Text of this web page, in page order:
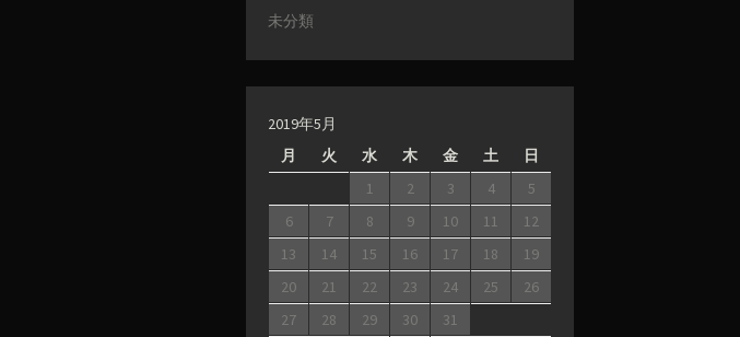
未分類
2019年5月
月
火 水 木 金 土
日
1
2 3 4
5
6
7 8 9 10 11
12
13
14 15 16 17 18
19
20
21 22 23 24 25
26
27
28 29 30 31